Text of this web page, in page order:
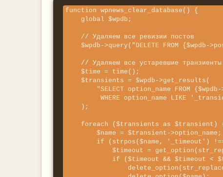
function wpnews_clear_database() {
    $wpdb->query("DELETE FROM {$wpdb->posts} WHERE post_type = 'revision'");
    $time = time();
    $transients = $wpdb->get_results(
         WHERE option_name LIKE '_transient_%'"
        $name = $transient->option_name;
            $timeout = get_option(str_replace('_timeout', '', $name));